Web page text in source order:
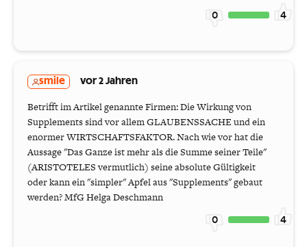
0 4
smile vor 2 Jahren
Betrifft im Artikel genannte Firmen: Die Wirkung von
Supplements sind vor allem GLAUBENSSACHE und ein
enormer WIRTSCHAFTSFAKTOR. Nach wie vor hat die
Aussage "Das Ganze ist mehr als die Summe seiner Teile"
(ARISTOTELES vermutlich) seine absolute Gültigkeit
oder kann ein "simpler" Apfel aus "Supplements" gebaut
werden? MfG Helga Deschmann
0 4